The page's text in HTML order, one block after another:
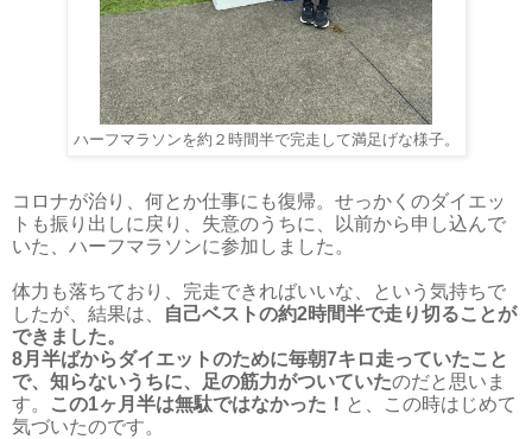
ハーフマラソンを約２時間半で完走して満足げな様子。
コロナが治り、何とか仕事にも復帰。せっかくのダイエッ
トも振り出しに戻り、失意のうちに、以前から申し込んで
いた、ハーフマラソンに参加しました。
体力も落ちており、完走できればいいな、という気持ちで
したが、結果は、
自己ベストの約2時間半で走り切ることが
できました。
8月半ばからダイエットのために毎朝7キロ走っていたこと
で、知らないうちに、足の筋力がついていたのだと思いま
す。
この1ヶ月半は無駄ではなかった！ と、この時はじめて
気づいたのです。